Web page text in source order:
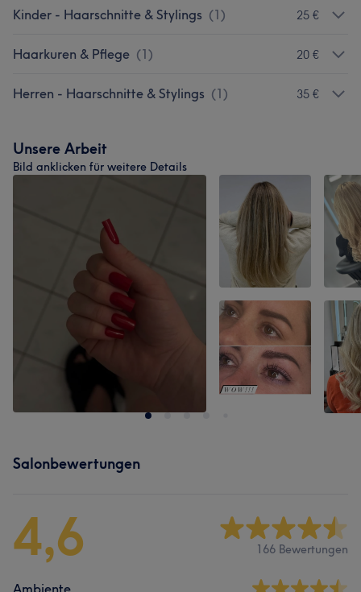
Kinder - Haarschnitte & Stylings (1) 25 €
Haarkuren & Pflege (1) 20 €
Herren - Haarschnitte & Stylings (1) 35 €
Unsere Arbeit
Bild anklicken für weitere Details
Salonbewertungen
4,6 166 Bewertungen
Ambiente